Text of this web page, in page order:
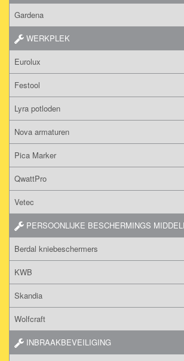
Gardena
WERKPLEK
Eurolux
Festool
Lyra potloden
Nova armaturen
Pica Marker
QwattPro
Vetec
PERSOONLIJKE BESCHERMINGS
Berdal kniebeschermers
KWB
Skandia
Wolfcraft
INBRAAKBEVEILIGING